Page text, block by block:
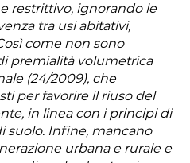
restrittivo, ignorando le
tra usi abitativi,
come non sono
premialità volumetrica
(24/2009), che
per favorire il riuso del
in linea con i principi di
suolo. Infine, mancano
urbana e rurale e